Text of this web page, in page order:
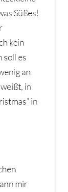
Süßes!
kein
soll es
an
in
in
mir